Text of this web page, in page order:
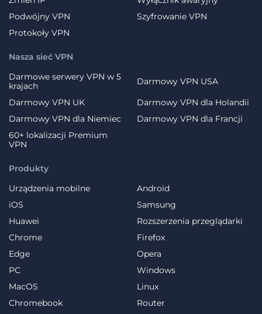
Podwójny VPN
Szyfrowanie VPN
Protokoły VPN
Produkty
Urządzenia mobilne
Android
iOS
Samsung
Huawei
Rozszerzenia przeglądarki
Chrome
Firefox
Edge
Opera
PC
Windows
MacOS
Linux
Chromebook
Router
Nasza sieć VPN
Darmowe serwery VPN w 5
krajach
Darmowy VPN USA
Darmowy VPN UK
Darmowy VPN dla Holandii
Darmowy VPN dla Niemiec
Darmowy VPN dla Francji
60+ lokalizacji Premium
VPN